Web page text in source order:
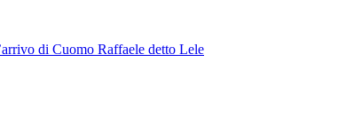
di Cuomo Raffaele detto Lele